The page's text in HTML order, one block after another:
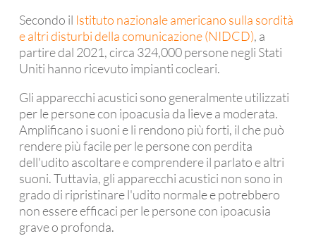
Secondo il Istituto nazionale americano sulla sordità
e altri disturbi della comunicazione (NIDCD), a
partire dal 2021, circa 324,000 persone negli Stati
Uniti hanno ricevuto impianti cocleari.
Gli apparecchi acustici sono generalmente utilizzati
per le persone con ipoacusia da lieve a moderata.
Amplificano i suoni e li rendono più forti, il che può
rendere più facile per le persone con perdita
dell'udito ascoltare e comprendere il parlato e altri
suoni. Tuttavia, gli apparecchi acustici non sono in
grado di ripristinare l'udito normale e potrebbero
non essere efficaci per le persone con ipoacusia
grave o profonda.